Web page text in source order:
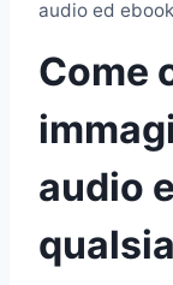
audio ed
Come
audio